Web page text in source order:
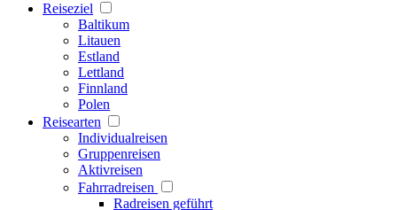
Reiseziel
Baltikum
Litauen
Estland
Lettland
Finnland
Polen
Reisearten
Individualreisen
Gruppenreisen
Aktivreisen
Fahrradreisen
Radreisen geführt